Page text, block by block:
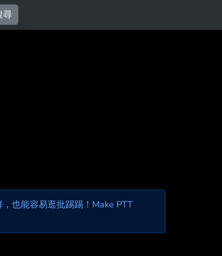
尋
也能容易逛批踢踢！Make PTT